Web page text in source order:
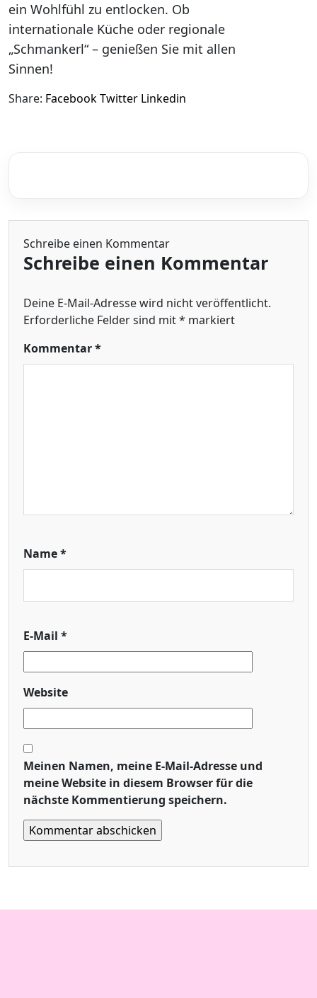
ein Wohlfühl zu entlocken. Ob
internationale Küche oder regionale
„Schmankerl“ – genießen Sie mit allen
Sinnen!
Share: FacebookTwitter Linkedin
Schreibe einen Kommentar
Schreibe einen Kommentar
Deine E-Mail-Adresse wird nicht veröffentlicht.
Erforderliche Felder sind mit* markiert
Kommentar*
Name*
E-Mail *
Website
Meinen Namen, meine E-Mail-Adresse und
meine Website in diesem Browser für die
nächste Kommentierung speichern.